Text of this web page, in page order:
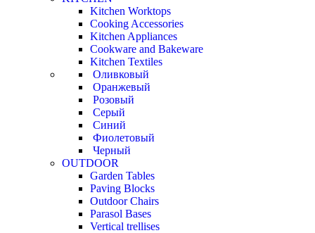
Kitchen Worktops
Cooking Accessories
Kitchen Appliances
Cookware and Bakeware
Kitchen Textiles
Оливковый
Оранжевый
Розовый
Серый
Синий
Фиолетовый
Черный
OUTDOOR
Garden Tables
Paving Blocks
Outdoor Chairs
Parasol Bases
Vertical trellises